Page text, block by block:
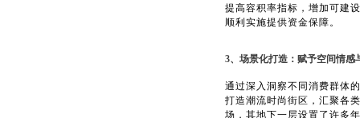
提高容积率指标，增加可建
顺利实施提供资金保障。
3、场景化打造：赋予空间情感
通过深入洞察不同消费群体
打造潮流时尚街区，汇聚各
场，其地下一层设置了许多